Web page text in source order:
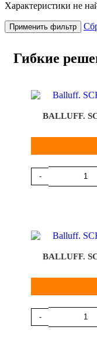
Характеристики не
Применить фильтр
Гибкие
BALLUFF.
-
BALLUFF.
-